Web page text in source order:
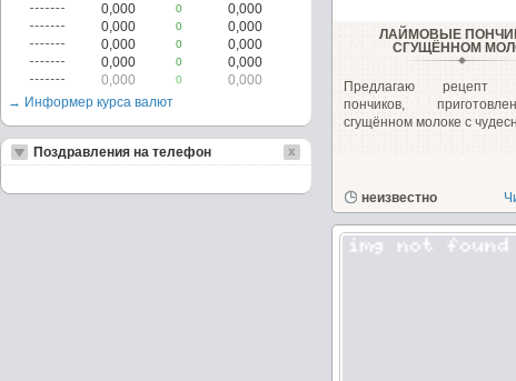
ЛАЙМОВЫЕ
СГУЩЁННОМ
Предлагаю рецепт
пончиков,
сгущённом молоке с
неизвестно
0,000
0
0,000
0,000
0
0,000
0,000
0
0,000
0,000
0
0,000
0,000
0
0,000
→ Информер курса валют
Поздравления на телефон